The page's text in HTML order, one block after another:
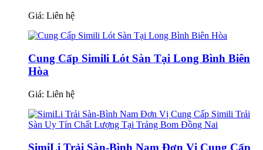
Giá: Liên hệ
Cung Cấp Simili Lót Sàn Tại Long Bình Biên
Hòa
Giá: Liên hệ
SimiLi Trải Sàn-Bình Nam Đơn Vị Cung Cấp